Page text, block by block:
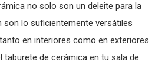
no solo son un deleite para la
son lo suficientemente versátiles
en interiores como en exteriores.
taburete de cerámica en tu sala de